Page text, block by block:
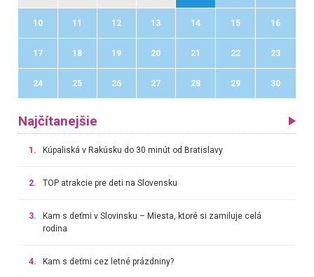
10 11 12 13 14 15 16
17 18 19 20 21 22 23
24 25 26 27 28 29 30
Najčítanejšie
1. Kúpaliská v Rakúsku do 30 minút od Bratislavy
2. TOP atrakcie pre deti na Slovensku
3.
Kam s deťmi v Slovinsku – Miesta, ktoré si zamiluje celá
rodina
4. Kam s deťmi cez letné prázdniny?